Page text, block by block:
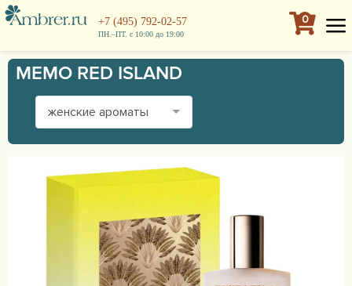
+7 (495) 792-02-57
ПН.–ПТ. с 10:00 до 19:00
0
MEMO RED ISLAND
женские ароматы